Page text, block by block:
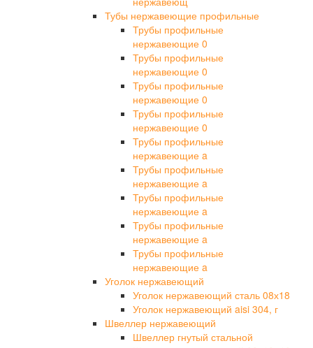
Тубы нержавеющие профильные
Трубы профильные
нержавеющие 0
Трубы профильные
нержавеющие 0
Трубы профильные
нержавеющие 0
Трубы профильные
нержавеющие 0
Трубы профильные
нержавеющие a
Трубы профильные
нержавеющие a
Трубы профильные
нержавеющие a
Трубы профильные
нержавеющие a
Трубы профильные
нержавеющие a
Уголок нержавеющий
Уголок нержавеющий сталь 08х18
Уголок нержавеющий aisi 304, г
Швеллер нержавеющий
Швеллер гнутый стальной